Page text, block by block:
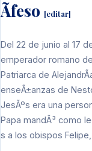
Ãfeso [editar]
Del 22 de junio al 17
emperador romano
Patriarca de
enseÃ±anzas de
JesÃºs era una
Papa mandÃ³ como
s a los obispos